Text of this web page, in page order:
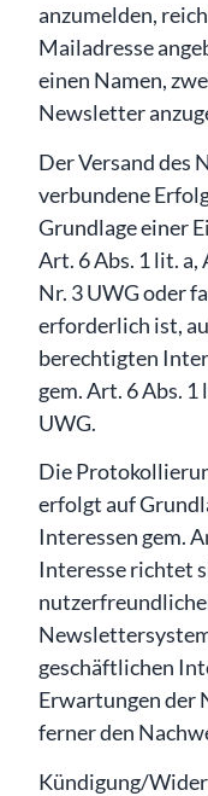
anzumelden,
Mailadresse
einen Namen,
Newsletter
Der Versand des
verbundene
Grundlage einer
Art. 6 Abs. 1 lit. a,
Nr. 3 UWG oder
erforderlich ist,
berechtigten
gem. Art. 6 Abs. 1
UWG.
Die
erfolgt auf
Interessen gem.
Interesse richtet
geschäftlichen
Erwartungen der
ferner den
Kündigung/